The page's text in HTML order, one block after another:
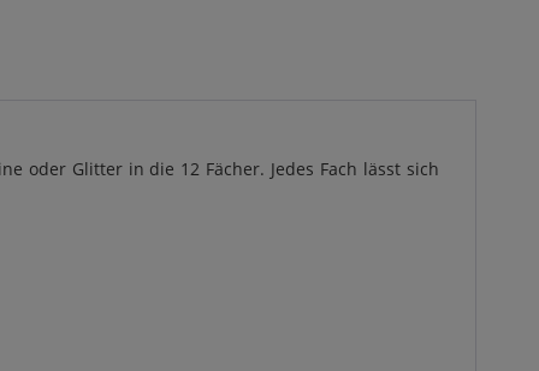
oder Glitter in die 12 Fächer. Jedes Fach lässt sich